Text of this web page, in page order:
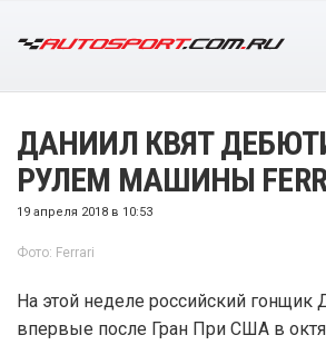
ДАНИИЛ КВЯТ
РУЛЕМ МАШИНЫ
19 апреля 2018 в 10:53
Фото: Ferrari
На этой неделе российский гонщик
впервые после Гран При США в